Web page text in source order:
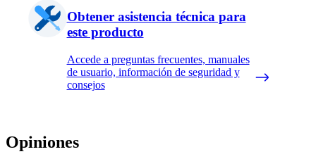
Obtener asistencia técnica para
este producto
Accede a preguntas frecuentes, manuales
de usuario, información de seguridad y
consejos
Opiniones